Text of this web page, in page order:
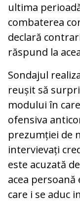
ultima
combaterea
declară
răspund la
Sondajul
reușit să
modului în
ofensiva
prezumției de
intervievați
este acuzată
acea persoană
care i se aduc